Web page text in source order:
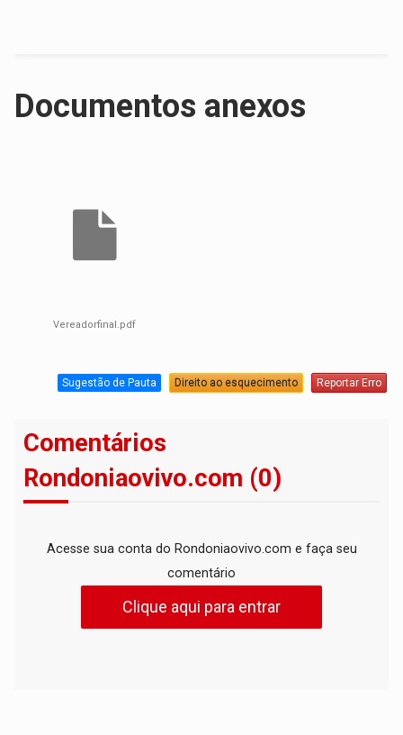
Documentos anexos
Vereadorfinal.pdf
Sugestão de Pauta Direito ao esquecimento Reportar Erro
Comentários
Rondoniaovivo.com (0)
Acesse sua conta do Rondoniaovivo.com e faça seu
comentário
Clique aqui para entrar